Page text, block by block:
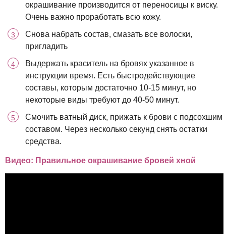
окрашивание производится от переносицы к виску.
Очень важно проработать всю кожу.
Снова набрать состав, смазать все волоски,
пригладить
Выдержать краситель на бровях указанное в
инструкции время. Есть быстродействующие
составы, которым достаточно 10-15 минут, но
некоторые виды требуют до 40-50 минут.
Смочить ватный диск, прижать к брови с подсохшим
составом. Через несколько секунд снять остатки
средства.
Видео: Правильное окрашивание бровей хной